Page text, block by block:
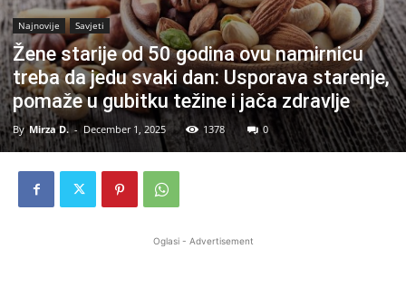
Najnovije Savjeti
Žene starije od 50 godina ovu namirnicu
treba da jedu svaki dan: Usporava starenje,
pomaže u gubitku težine i jača zdravlje
By Mirza D. - December 1, 2025 1378 0
Oglasi - Advertisement